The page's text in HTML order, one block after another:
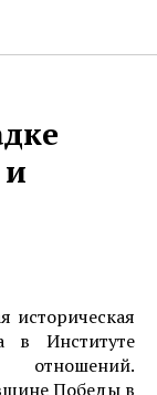
историческая
в Институте
Победы в